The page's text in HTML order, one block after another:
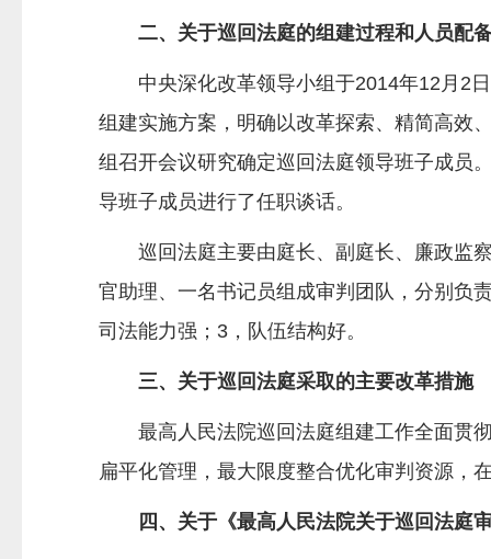
二、关于巡回法庭的组建过程和人员配
中央深化改革领导小组于2014年12月2
组建实施方案，明确以改革探索、精简高效
组召开会议研究确定巡回法庭领导班子成员
导班子成员进行了任职谈话。
巡回法庭主要由庭长、副庭长、廉政监
官助理、一名书记员组成审判团队，分别负
司法能力强；3，队伍结构好。
三、关于巡回法庭采取的主要改革措施
最高人民法院巡回法庭组建工作全面贯
扁平化管理，最大限度整合优化审判资源，
四、关于《最高人民法院关于巡回法庭